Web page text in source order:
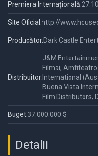
Premiera Internațională:
Site Oficial:http://
Producător:Dark Castle
Distribuitor:
J&M
Filmai, Amfiteatro
International
Buena Vista
Film Distributors,
Buget:37.000.000 $
Detalii